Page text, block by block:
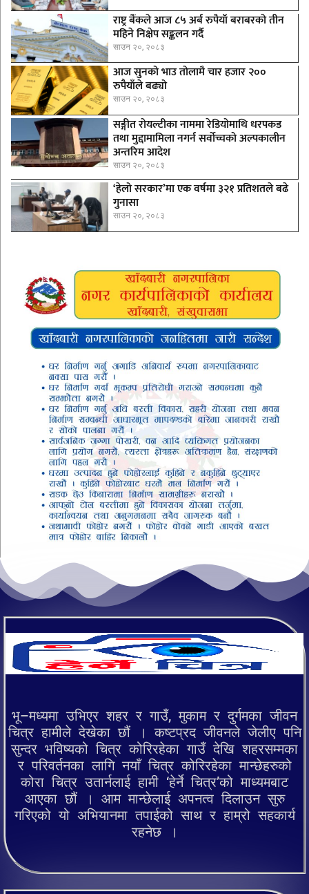
राष्ट्र बैंकले आज ८५ अर्ब रुपैयाँ बराबरको तीन
महिने निक्षेप सङ्कलन गर्दै
साउन २०, २०८३
आज सुनको भाउ तोलामै चार हजार २००
रुपैयाँले बढ्यो
साउन २०, २०८३
सङ्गीत रोयल्टीका नाममा रेडियोमाथि धरपकड
तथा मुद्दामामिला नगर्न सर्वोच्चको अल्पकालीन
अन्तरिम आदेश
साउन २०, २०८३
‘हेलो सरकार’मा एक वर्षमा ३२१ प्रतिशतले बढे
गुनासा
साउन २०, २०८३
भू–मध्यमा उभिएर शहर र गाउँ, मुकाम र दुर्गमका जीवन
चित्र हामीले देखेका छौं । कष्टप्रद जीवनले जेलीए पनि
सुन्दर भविष्यको चित्र कोरिरहेका गाउँ देखि शहरसम्मका
र परिवर्तनका लागि नयाँ चित्र कोरिरहेका मान्छेहरुको
कोरा चित्र उतार्नलाई हामी ‘हेर्ने चित्र’को माध्यमबाट
आएका छौं । आम मान्छेलाई अपनत्व दिलाउन सुरु
गरिएको यो अभियानमा तपाईको साथ र हाम्रो सहकार्य
रहनेछ ।